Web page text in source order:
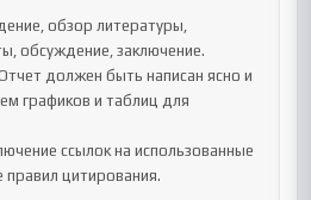
обзор литературы,
обсуждение, заключение.
должен быть написан ясно и
графиков и таблиц для
ссылок на использованные
правил цитирования.